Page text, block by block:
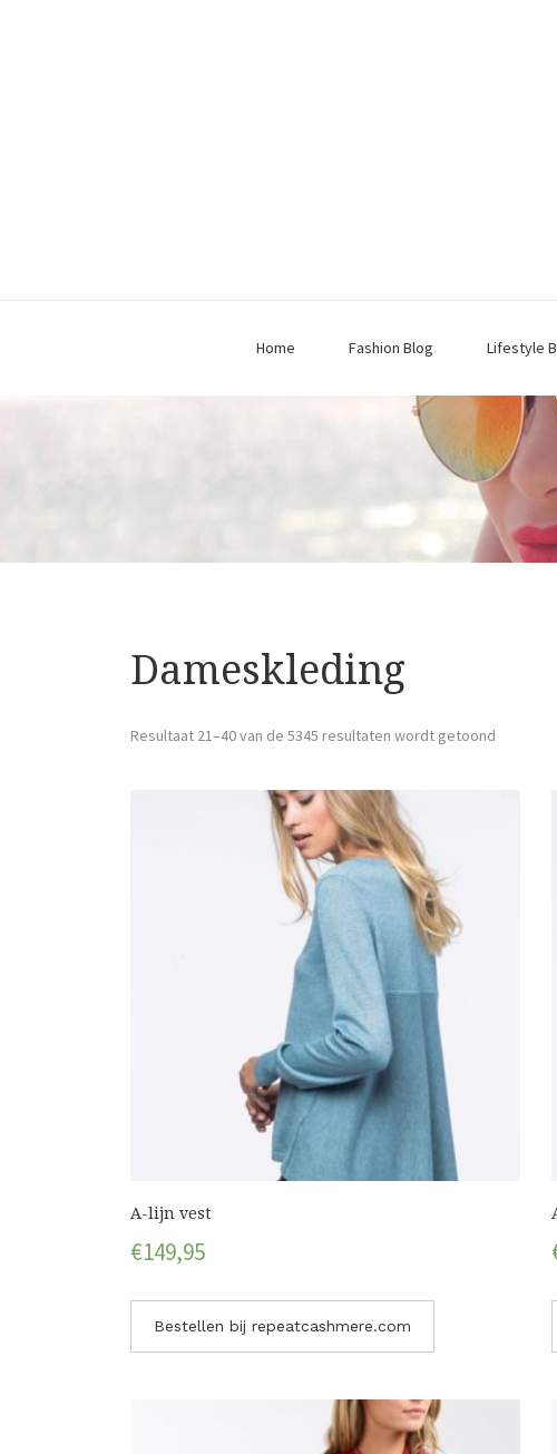
Home Fashion Blog Lifestyle
Dameskleding
Resultaat 21–40 van de 5345 resultaten wordt getoond
A-lijn vest
€149,95
Bestellen bij repeatcashmere.com